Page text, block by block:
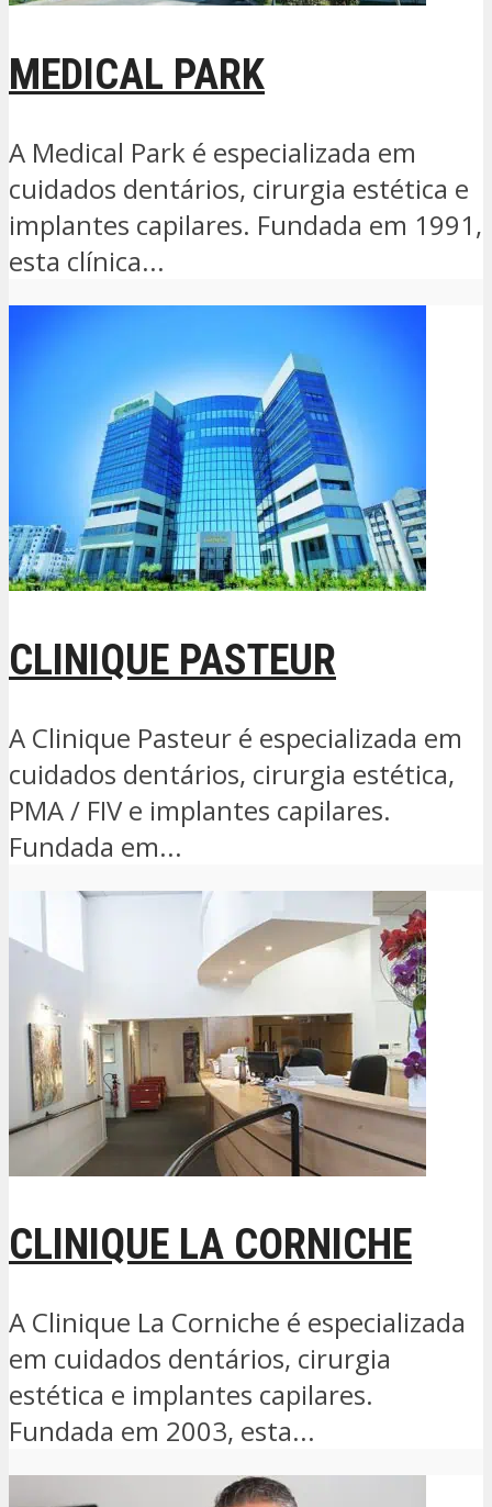
MEDICAL PARK
A Medical Park é especializada em
cuidados dentários, cirurgia estética e
implantes capilares. Fundada em 1991,
esta clínica...
CLINIQUE PASTEUR
A Clinique Pasteur é especializada em
cuidados dentários, cirurgia estética,
PMA / FIV e implantes capilares.
Fundada em...
CLINIQUE LA CORNICHE
A Clinique La Corniche é especializada
em cuidados dentários, cirurgia
estética e implantes capilares.
Fundada em 2003, esta...